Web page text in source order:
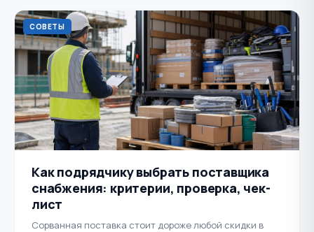
СОВЕТЫ
Как подрядчику выбрать поставщика
снабжения: критерии, проверка, чек-
лист
Сорванная поставка стоит дороже любой скидки в